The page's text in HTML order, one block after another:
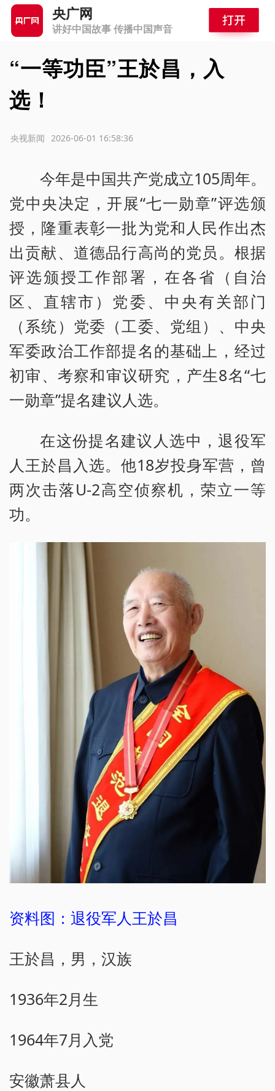
央广网
讲好中国故事 传播中国声音
“一等功臣”王於昌，入
选！
2026-06-01 16:58:36
央视新闻
今年是中国共产党成立105周年。
党中央决定，开展“七一勋章”评选颁
授，隆重表彰一批为党和人民作出杰
出贡献、道德品行高尚的党员。根据
评选颁授工作部署，在各省（自治
区、直辖市）党委、中央有关部门
（系统）党委（工委、党组）、中央
军委政治工作部提名的基础上，经过
初审、考察和审议研究，产生8名“七
一勋章”提名建议人选。
在这份提名建议人选中，退役军
人王於昌入选。他18岁投身军营，曾
两次击落U-2高空侦察机，荣立一等
功。
资料图：退役军人王於昌
王於昌，男，汉族
1936年2月生
1964年7月入党
安徽萧县人